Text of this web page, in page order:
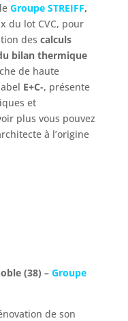
Groupe STREIFF,
du lot CVC, pour
des calculs
bilan thermique
de haute
E+C-, présente
et
plus vous pouvez
à l’origine
(38) – Groupe
de son